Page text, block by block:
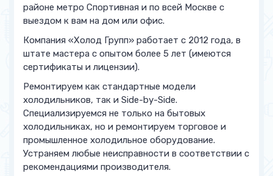
районе метро Спортивная и по всей Москве с
выездом к вам на дом или офис.
Компания «Холод Групп» работает с 2012 года, в
штате мастера с опытом более 5 лет (имеются
сертификаты и лицензии).
Ремонтируем как стандартные модели
холодильников, так и Side-by-Side.
Специализируемся не только на бытовых
холодильниках, но и ремонтируем торговое и
промышленное холодильное оборудование.
Устраняем любые неисправности в соответствии с
рекомендациями производителя.